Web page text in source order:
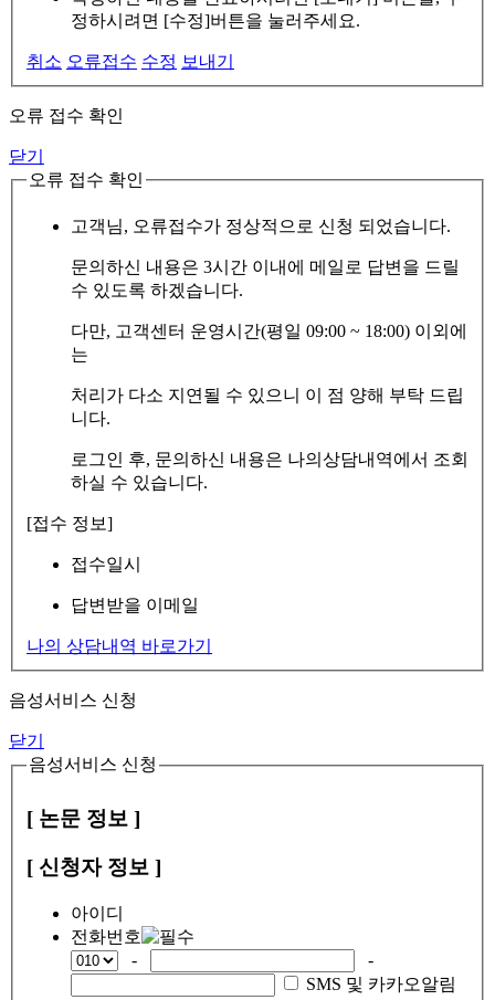
정하시려면 [수정]버튼을 눌러주세요.
취소 오류접수 수정 보내기
오류 접수 확인
닫기
오류 접수 확인
고객님, 오류접수가 정상적으로 신청 되었습니다.
문의하신 내용은 3시간 이내에 메일로 답변을 드릴
수 있도록 하겠습니다.
다만, 고객센터 운영시간(평일 09:00 ~ 18:00) 이외에
는
처리가 다소 지연될 수 있으니 이 점 양해 부탁 드립
니다.
로그인 후, 문의하신 내용은 나의상담내역에서 조회
하실 수 있습니다.
[접수 정보]
접수일시
답변받을 이메일
나의 상담내역 바로가기
음성서비스 신청
닫기
음성서비스 신청
[ 논문 정보 ]
[ 신청자 정보 ]
아이디
전화번호
-
-
SMS 및 카카오알림